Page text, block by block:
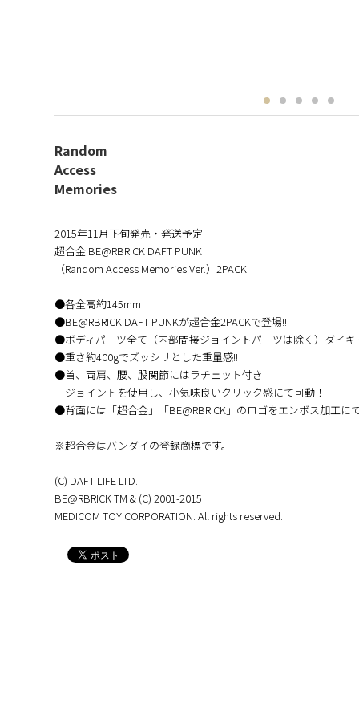
Random
Access
Memories
2015年11月下旬発売・発送予定
超合金 BE@RBRICK DAFT PUNK
（Random Access Memories Ver.）2PACK
●各全高約145mm
●BE@RBRICK DAFT PUNKが超合金2PACKで登場!!
●ボディパーツ全て（内部間接ジョイントパーツは除く）ダイキ
●重さ約400gでズッシリとした重量感!!
●首、両肩、腰、股関節にはラチェット付き
ジョイントを使用し、小気味良いクリック感にて可動！
●背面には「超合金」「BE@RBRICK」のロゴをエンボス加工に
※超合金はバンダイの登録商標です。
(C) DAFT LIFE LTD.
BE@RBRICK TM & (C) 2001-2015
MEDICOM TOY CORPORATION. All rights reserved.